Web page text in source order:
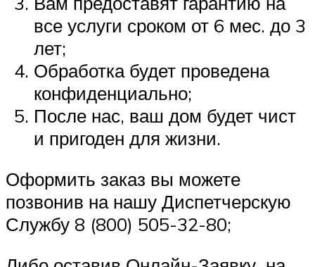
все услуги сроком от 6 мес. до 3
лет;
Обработка будет проведена
конфиденциально;
После нас, ваш дом будет чист
и пригоден для жизни.
Оформить заказ вы можете
позвонив на нашу Диспетчерскую
Службу 8 (800) 505-32-80;